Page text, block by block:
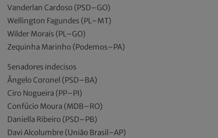
Vanderlan Cardoso (PSD–GO)
Wellington Fagundes (PL–MT)
Wilder Morais (PL–GO)
Zequinha Marinho (Podemos–PA)
Senadores indecisos
Ângelo Coronel (PSD–BA)
Ciro Nogueira (PP–PI)
Confúcio Moura (MDB–RO)
Daniella Ribeiro (PSD–PB)
Davi Alcolumbre (União Brasil–AP)